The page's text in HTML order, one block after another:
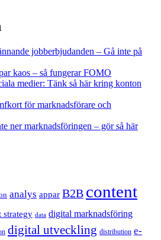
jobberbjudanden – Gå inte på
kaos – så fungerar FOMO
medier: Tänk så här kring konton
för marknadsförare och
ner marknadsföringen – gör så här
analys appar B2B content
strategy data digital marknadsföring
digital utveckling distribution e-